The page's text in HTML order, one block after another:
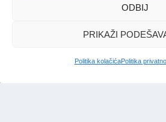
ODBIJ
PRIKAŽI
Politika kolačićaPolitika